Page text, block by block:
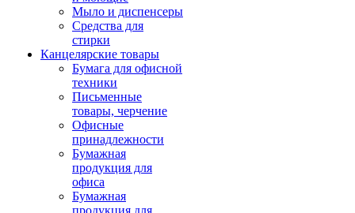
Мыло и диспенсеры
Средства для
стирки
Канцелярские товары
Бумага для офисной
техники
Письменные
товары, черчение
Офисные
принадлежности
Бумажная
продукция для
офиса
Бумажная
продукция для